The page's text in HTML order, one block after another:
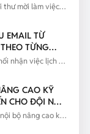
thư mời làm việc
EMAIL TỪ
TỪNG
nhận việc lịch sự
CAO KỸ
CHO ĐỘI NGŨ
bộ nâng cao kỹ